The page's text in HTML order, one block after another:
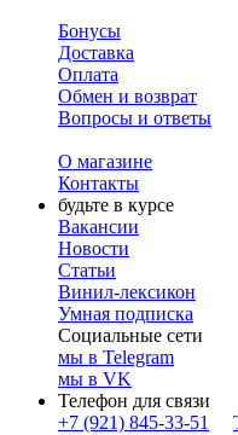
Бонусы
Доставка
Оплата
Обмен и возврат
Вопросы и ответы
О магазине
Контакты
будьте в курсе
Вакансии
Новости
Статьи
Винил-лексикон
Умная подписка
Социальные сети
мы в Telegram
мы в VK
Телефон для связи
+7 (921) 845-33-51